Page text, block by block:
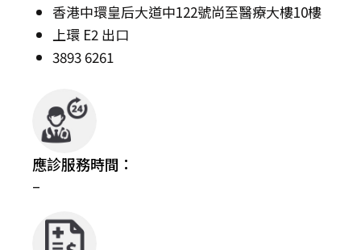
香港中環皇后大道中122號尚至醫療大樓10樓
上環 E2 出口
3893 6261
應診服務時間：
–